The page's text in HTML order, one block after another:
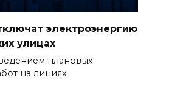
электроэнергию
улицах
плановых
на линиях